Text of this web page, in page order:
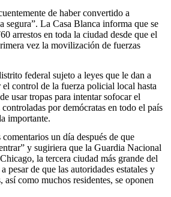
de haber convertido a
segura”. La Casa Blanca informa que se
arrestos en toda la ciudad desde que el
vez la movilización de fuerzas
federal sujeto a leyes que le dan a
control de la fuerza policial local hasta
usar tropas para intentar sofocar el
por demócratas en todo el país
importante.
un día después de que
y sugiriera que la Guardia Nacional
la tercera ciudad más grande del
pesar de que las autoridades estatales y
así como muchos residentes, se oponen